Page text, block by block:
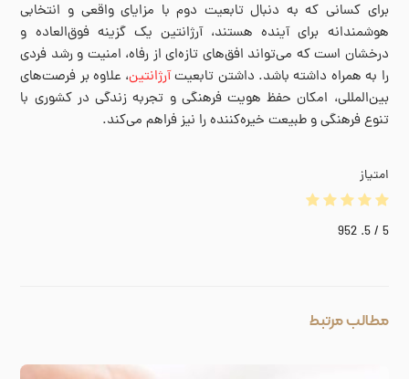
برای کسانی که به دنبال تابعیت دوم با مزایای واقعی و انتخابی
هوشمندانه برای آینده هستند، آرژانتین یک گزینه فوق‌العاده و
درخشان است که می‌تواند افق‌های تازه‌ای از رفاه، امنیت و رشد فردی
را به همراه داشته باشد. داشتن تابعیتآرژانتین، علاوه بر فرصت‌های
بین‌المللی، امکان حفظ هویت فرهنگی و تجربه زندگی در کشوری با
تنوع فرهنگی و طبیعت خیره‌کننده را نیز فراهم می‌کند.
امتیاز
5
/ 5.
952
مطالب مرتبط